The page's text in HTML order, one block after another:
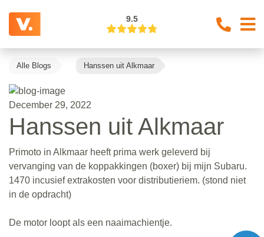
9.5
Alle Blogs Hanssen uit Alkmaar
December 29, 2022
Hanssen uit Alkmaar
Primoto in Alkmaar heeft prima werk geleverd bij
vervanging van de koppakkingen (boxer) bij mijn Subaru.
1470 incusief extrakosten voor distributieriem. (stond niet
in de opdracht)
De motor loopt als een naaimachientje.